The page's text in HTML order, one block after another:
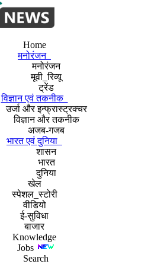
Home
मनोरंजन
मनोरंजन
मूवी_रिव्यू
ट्रेंड
विज्ञान एवं तकनीक
उर्जा और इन्फ्रास्ट्रक्चर
विज्ञान और तकनीक
अजब-गजब
भारत एवं दुनिया
शासन
भारत
दुनिया
खेल
स्पेशल_स्टोरी
वीडियो
ई-सुविधा
बाजार
Knowledge
Jobs
Search